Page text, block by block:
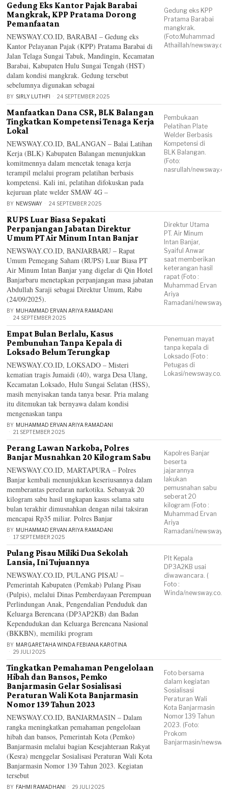
Gedung eks KPP
Pratama Barabai
mangkrak.
(Foto:Muhammad
Athaillah/
Gedung Eks Kantor Pajak Barabai
Mangkrak, KPP Pratama Dorong
Pemanfaatan
NEWSWAY.CO.ID, BARABAI – Gedung eks
Kantor Pelayanan Pajak (KPP) Pratama Barabai di
Jalan Telaga Sungai Tabuk, Mandingin, Kecamatan
Barabai, Kabupaten Hulu Sungai Tengah (HST)
dalam kondisi mangkrak. Gedung tersebut
sebelumnya digunakan sebagai
BY SIRLY LUTHFI 24 SEPTEMBER 2025
Pembukaan
Pelatihan Plate
Welder Berbasis
Kompetensi di
BLK Balangan.
(Foto:
nasrullah/
Manfaatkan Dana CSR, BLK Balangan
Tingkatkan Kompetensi Tenaga Kerja
Lokal
NEWSWAY.CO.ID, BALANGAN – Balai Latihan
Kerja (BLK) Kabupaten Balangan menunjukkan
komitmennya dalam mencetak tenaga kerja
terampil melalui program pelatihan berbasis
kompetensi. Kali ini, pelatihan difokuskan pada
kejuruan plate welder SMAW 4G –
BY NEWSWAY 24 SEPTEMBER 2025
Direktur Utama
PT. Air Minum
Intan Banjar,
Syaiful Anwar
saat memberikan
keterangan hasil
rapat (Foto :
Muhammad Ervan
Ariya
Ramadani/
RUPS Luar Biasa Sepakati
Perpanjangan Jabatan Direktur
Umum PT Air Minum Intan Banjar
NEWSWAY.CO.ID, BANJARBARU – Rapat
Umum Pemegang Saham (RUPS) Luar Biasa PT
Air Minum Intan Banjar yang digelar di Qin Hotel
Banjarbaru menetapkan perpanjangan masa jabatan
Abdullah Saraji sebagai Direktur Umum, Rabu
(24/09/2025).
BY MUHAMMAD ERVAN ARIYA RAMADANI
24 SEPTEMBER 2025
Penemuan mayat
tanpa kepala di
Loksado (Foto :
Petugas di
Lokasi/
Empat Bulan Berlalu, Kasus
Pembunuhan Tanpa Kepala di
Loksado Belum Terungkap
NEWSWAY.CO.ID, LOKSADO – Misteri
kematian tragis Jumaidi (40), warga Desa Ulang,
Kecamatan Loksado, Hulu Sungai Selatan (HSS),
masih menyisakan tanda tanya besar. Pria malang
itu ditemukan tak bernyawa dalam kondisi
mengenaskan tanpa
BY MUHAMMAD ERVAN ARIYA RAMADANI
21 SEPTEMBER 2025
Kapolres Banjar
beserta
jajarannya
lakukan
pemusnahan sabu
seberat 20
kilogram (Foto :
Muhammad Ervan
Ariya
Ramadani/
Perang Lawan Narkoba, Polres
Banjar Musnahkan 20 Kilogram Sabu
NEWSWAY.CO.ID, MARTAPURA – Polres
Banjar kembali menunjukkan keseriusannya dalam
memberantas peredaran narkotika. Sebanyak 20
kilogram sabu hasil ungkapan kasus selama satu
bulan terakhir dimusnahkan dengan nilai taksiran
mencapai Rp35 miliar. Polres Banjar
BY MUHAMMAD ERVAN ARIYA RAMADANI
17 SEPTEMBER 2025
Plt Kepala
DP3A2KB usai
diwawancara. (
Foto :
Winda/
Pulang Pisau Miliki Dua Sekolah
Lansia, Ini Tujuannya
NEWSWAY.CO.ID, PULANG PISAU –
Pemerintah Kabupaten (Pemkab) Pulang Pisau
(Pulpis), melalui Dinas Pemberdayaan Perempuan
Perlindungan Anak, Pengendalian Penduduk dan
Keluarga Berencana (DP3AP2KB) dan Badan
Kependudukan dan Keluarga Berencana Nasional
(BKKBN), memiliki program
BY MARGARETAHA WINDA FEBIANA KAROTINA
29 JULI 2025
Foto bersama
dalam kegiatan
Sosialisasi
Peraturan Wali
Kota Banjarmasin
Nomor 139 Tahun
2023. (Foto:
Prokom
Banjarmasin/
Tingkatkan Pemahaman Pengelolaan
Hibah dan Bansos, Pemko
Banjarmasin Gelar Sosialisasi
Peraturan Wali Kota Banjarmasin
Nomor 139 Tahun 2023
NEWSWAY.CO.ID, BANJARMASIN – Dalam
rangka meningkatkan pemahaman pengelolaan
hibah dan bansos, Pemerintah Kota (Pemko)
Banjarmasin melalui bagian Kesejahteraan Rakyat
(Kesra) menggelar Sosialisasi Peraturan Wali Kota
Banjarmasin Nomor 139 Tahun 2023. Kegiatan
tersebut
BY FAHMI RAMADHANI 29 JULI 2025